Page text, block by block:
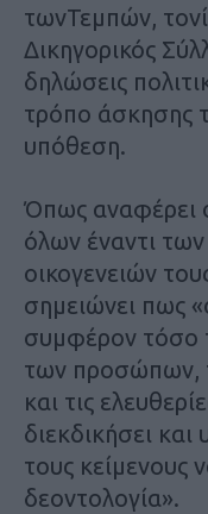
τωνΤεμπών,
Δικηγορικός
δηλώσεις
τρόπο άσκησης
υπόθεση.
Όπως αναφέρει
όλων έναντι
οικογενειών
σημειώνει πως
συμφέρον τόσο
των προσώπων,
και τις
διεκδικήσει
τους κείμενους
δεοντολογία».